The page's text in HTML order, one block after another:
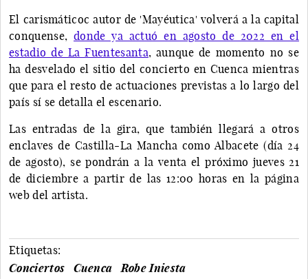
El carismáticoc autor de 'Mayéutica' volverá a la capital
conquense, donde ya actuó en agosto de 2022 en el
estadio de La Fuentesanta, aunque de momento no se
ha desvelado el sitio del concierto en Cuenca mientras
que para el resto de actuaciones previstas a lo largo del
país sí se detalla el escenario.
Las entradas de la gira, que también llegará a otros
enclaves de Castilla-La Mancha como Albacete (día 24
de agosto), se pondrán a la venta el próximo jueves 21
de diciembre a partir de las 12:00 horas en la página
web del artista.
Etiquetas:
Conciertos
Cuenca
Robe Iniesta